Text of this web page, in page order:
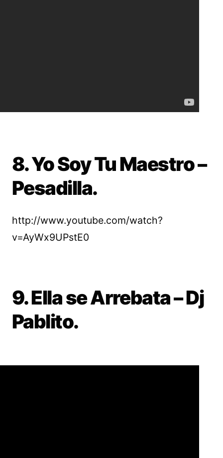
8. Yo Soy Tu Maestro –
Pesadilla.
http://www.youtube.com/watch?
v=AyWx9UPstE0
9. Ella se Arrebata – Dj
Pablito.